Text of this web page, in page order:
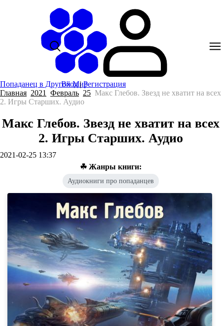
Попаданец в Другой Мир
Вход|Регистрация
Главная 2021 Февраль 25 Макс Глебов. Звезд не хватит на всех
2. Игры Старших. Аудио
Макс Глебов. Звезд не хватит на всех
2. Игры Старших. Аудио
2021-02-25 13:37
☘ Жанры книги:
Аудиокниги про попаданцев